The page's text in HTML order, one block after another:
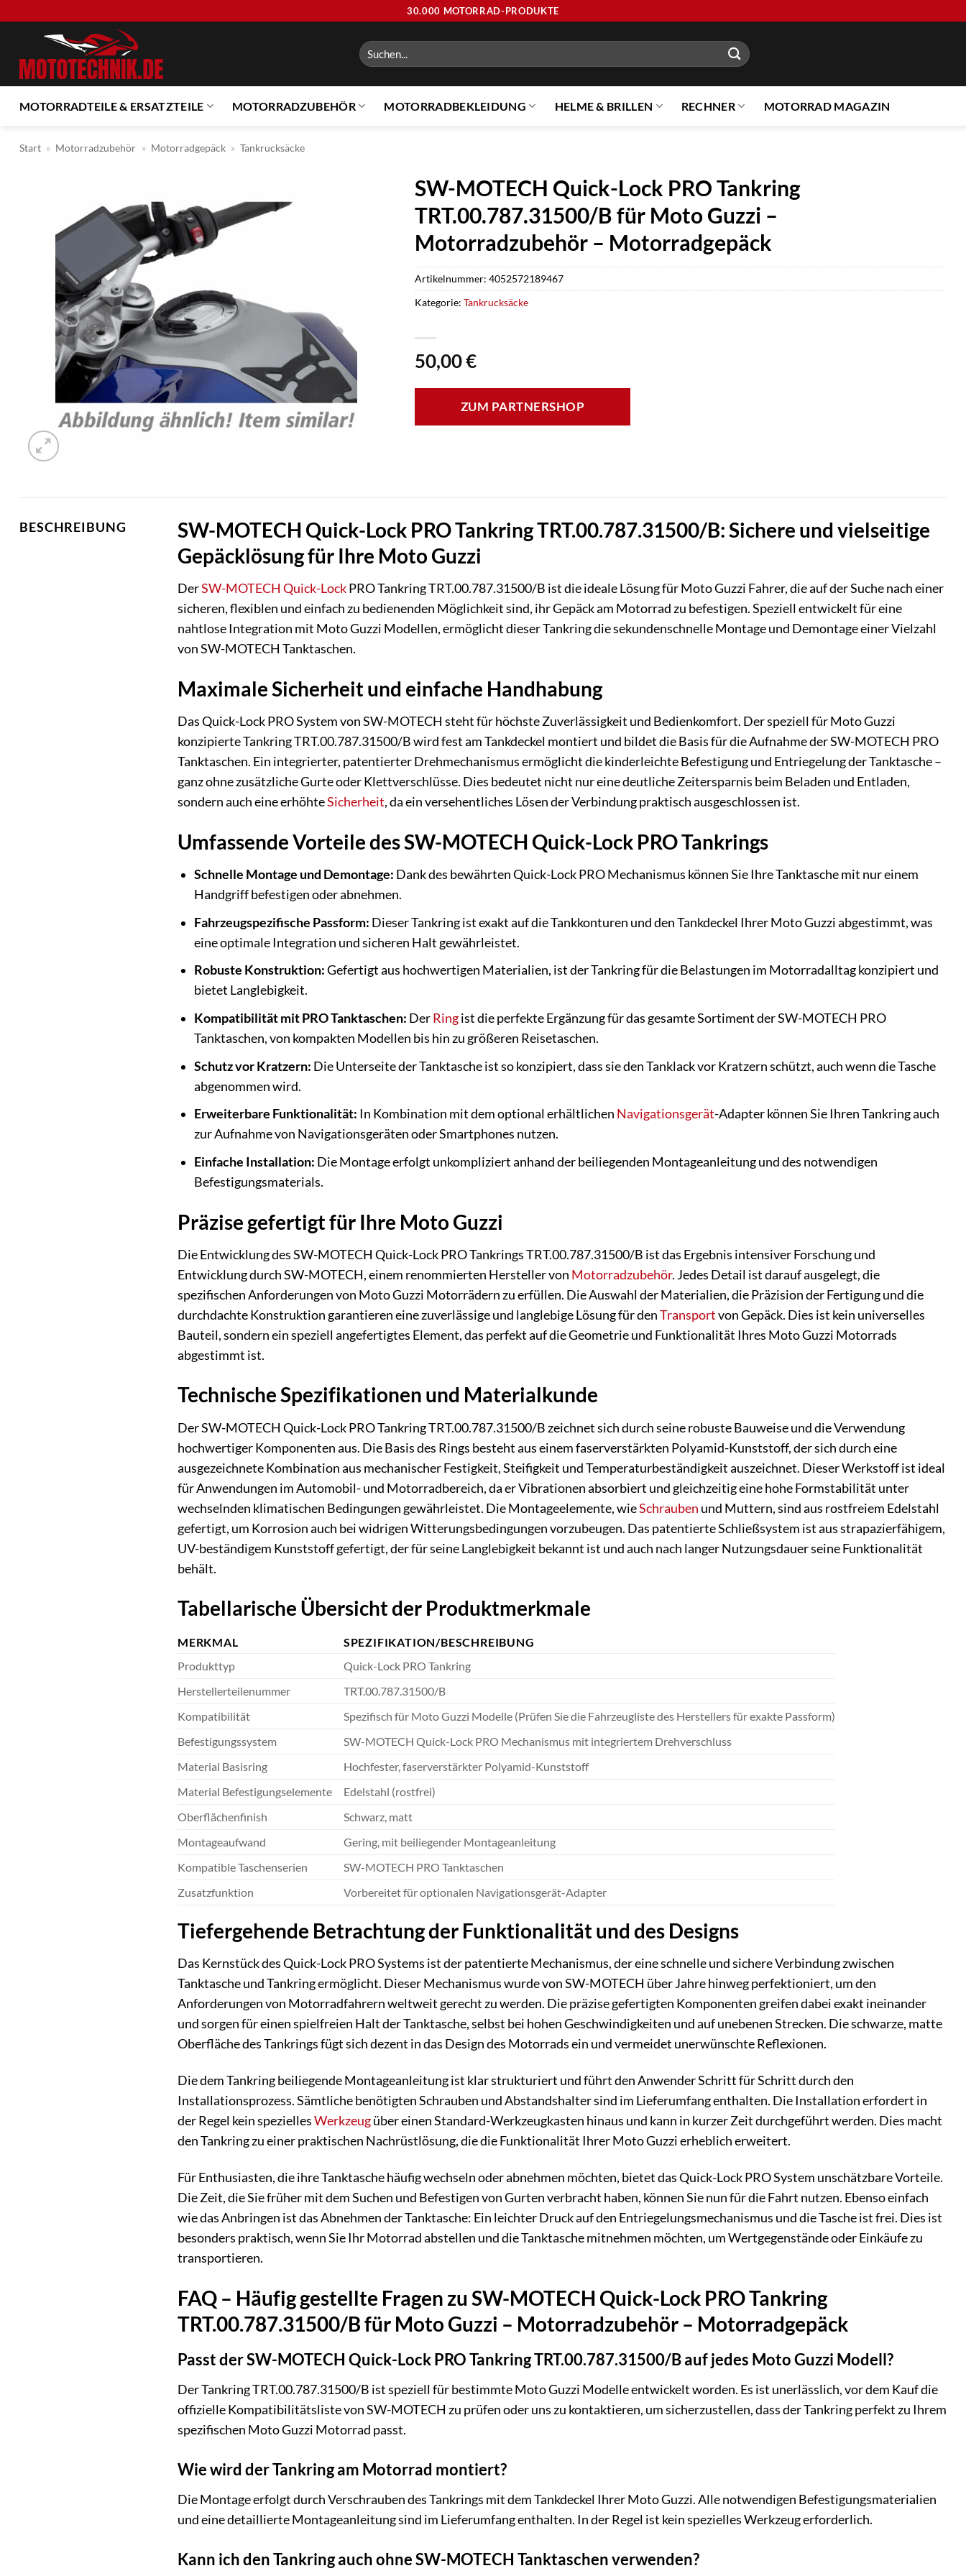
30.000 MOTORRAD-PRODUKTE
Suchen
nach:
MOTORRADTEILE & ERSATZTEILE MOTORRADZUBEHÖR MOTORRADBEKLEIDUNG HELME & BRILLEN RECHNER MOTORRAD MAGAZIN
Start » Motorradzubehör » Motorradgepäck » Tankrucksäcke
SW-MOTECH Quick-Lock PRO Tankring
TRT.00.787.31500/B für Moto Guzzi –
Motorradzubehör – Motorradgepäck
50,00€
ZUM PARTNERSHOP
Artikelnummer: 4052572189467
Kategorie: Tankrucksäcke
BESCHREIBUNG
SW-MOTECH Quick-Lock PRO Tankring TRT.00.787.31500/B: Sichere und vielseitige
Gepäcklösung für Ihre Moto Guzzi
DerSW-MOTECH Quick-LockPRO Tankring TRT.00.787.31500/B ist die ideale Lösung für Moto Guzzi Fahrer, die auf der Suche nach einer
sicheren, flexiblen und einfach zu bedienenden Möglichkeit sind, ihr Gepäck am Motorrad zu befestigen. Speziell entwickelt für eine
nahtlose Integration mit Moto Guzzi Modellen, ermöglicht dieser Tankring die sekundenschnelle Montage und Demontage einer Vielzahl
von SW-MOTECH Tanktaschen.
Maximale Sicherheit und einfache Handhabung
Das Quick-Lock PRO System von SW-MOTECH steht für höchste Zuverlässigkeit und Bedienkomfort. Der speziell für Moto Guzzi
konzipierte Tankring TRT.00.787.31500/B wird fest am Tankdeckel montiert und bildet die Basis für die Aufnahme der SW-MOTECH PRO
Tanktaschen. Ein integrierter, patentierter Drehmechanismus ermöglicht die kinderleichte Befestigung und Entriegelung der Tanktasche –
ganz ohne zusätzliche Gurte oder Klettverschlüsse. Dies bedeutet nicht nur eine deutliche Zeitersparnis beim Beladen und Entladen,
sondern auch eine erhöhteSicherheit, da ein versehentliches Lösen der Verbindung praktisch ausgeschlossen ist.
Umfassende Vorteile des SW-MOTECH Quick-Lock PRO Tankrings
Schnelle Montage und Demontage: Dank des bewährten Quick-Lock PRO Mechanismus können Sie Ihre Tanktasche mit nur einem
Handgriff befestigen oder abnehmen.
Fahrzeugspezifische Passform: Dieser Tankring ist exakt auf die Tankkonturen und den Tankdeckel Ihrer Moto Guzzi abgestimmt, was
eine optimale Integration und sicheren Halt gewährleistet.
Robuste Konstruktion:Gefertigt aus hochwertigen Materialien, ist der Tankring für die Belastungen im Motorradalltag konzipiert und
bietet Langlebigkeit.
Kompatibilität mit PRO Tanktaschen: DerRingist die perfekte Ergänzung für das gesamte Sortiment der SW-MOTECH PRO
Tanktaschen, von kompakten Modellen bis hin zu größeren Reisetaschen.
Schutz vor Kratzern: Die Unterseite der Tanktasche ist so konzipiert, dass sie den Tanklack vor Kratzern schützt, auch wenn die Tasche
abgenommen wird.
Erweiterbare Funktionalität: In Kombination mit dem optional erhältlichen Navigationsgerät-Adapter können Sie Ihren Tankring auch
zur Aufnahme von Navigationsgeräten oder Smartphones nutzen.
Einfache Installation: Die Montage erfolgt unkompliziert anhand der beiliegenden Montageanleitung und des notwendigen
Befestigungsmaterials.
Präzise gefertigt für Ihre Moto Guzzi
Die Entwicklung des SW-MOTECH Quick-Lock PRO Tankrings TRT.00.787.31500/B ist das Ergebnis intensiver Forschung und
Entwicklung durch SW-MOTECH, einem renommierten Hersteller von Motorradzubehör. Jedes Detail ist darauf ausgelegt, die
spezifischen Anforderungen von Moto Guzzi Motorrädern zu erfüllen. Die Auswahl der Materialien, die Präzision der Fertigung und die
durchdachte Konstruktion garantieren eine zuverlässige und langlebige Lösung für denTransportvon Gepäck. Dies ist kein universelles
Bauteil, sondern ein speziell angefertigtes Element, das perfekt auf die Geometrie und Funktionalität Ihres Moto Guzzi Motorrads
abgestimmt ist.
Technische Spezifikationen und Materialkunde
Der SW-MOTECH Quick-Lock PRO Tankring TRT.00.787.31500/B zeichnet sich durch seine robuste Bauweise und die Verwendung
hochwertiger Komponenten aus. Die Basis des Rings besteht aus einem faserverstärkten Polyamid-Kunststoff, der sich durch eine
ausgezeichnete Kombination aus mechanischer Festigkeit, Steifigkeit und Temperaturbeständigkeit auszeichnet. Dieser Werkstoff ist ideal
für Anwendungen im Automobil- und Motorradbereich, da er Vibrationen absorbiert und gleichzeitig eine hohe Formstabilität unter
wechselnden klimatischen Bedingungen gewährleistet. Die Montageelemente, wieSchrauben und Muttern, sind aus rostfreiem Edelstahl
gefertigt, um Korrosion auch bei widrigen Witterungsbedingungen vorzubeugen. Das patentierte Schließsystem ist aus strapazierfähigem,
UV-beständigem Kunststoff gefertigt, der für seine Langlebigkeit bekannt ist und auch nach langer Nutzungsdauer seine Funktionalität
behält.
Tabellarische Übersicht der Produktmerkmale
MERKMAL
SPEZIFIKATION/BESCHREIBUNG
Produkttyp
Quick-Lock PRO Tankring
Herstellerteilenummer
TRT.00.787.31500/B
Kompatibilität
Spezifisch für Moto Guzzi Modelle (Prüfen Sie die Fahrzeugliste des Herstellers für exakte Passform)
Befestigungssystem
SW-MOTECH Quick-Lock PRO Mechanismus mit integriertem Drehverschluss
Material Basisring
Hochfester, faserverstärkter Polyamid-Kunststoff
Material Befestigungselemente
Edelstahl (rostfrei)
Oberflächenfinish
Schwarz, matt
Montageaufwand
Gering, mit beiliegender Montageanleitung
Kompatible Taschenserien
SW-MOTECH PRO Tanktaschen
Zusatzfunktion
Vorbereitet für optionalen Navigationsgerät-Adapter
Tiefergehende Betrachtung der Funktionalität und des Designs
Das Kernstück des Quick-Lock PRO Systems ist der patentierte Mechanismus, der eine schnelle und sichere Verbindung zwischen
Tanktasche und Tankring ermöglicht. Dieser Mechanismus wurde von SW-MOTECH über Jahre hinweg perfektioniert, um den
Anforderungen von Motorradfahrern weltweit gerecht zu werden. Die präzise gefertigten Komponenten greifen dabei exakt ineinander
und sorgen für einen spielfreien Halt der Tanktasche, selbst bei hohen Geschwindigkeiten und auf unebenen Strecken. Die schwarze, matte
Oberfläche des Tankrings fügt sich dezent in das Design des Motorrads ein und vermeidet unerwünschte Reflexionen.
Die dem Tankring beiliegende Montageanleitung ist klar strukturiert und führt den Anwender Schritt für Schritt durch den
Installationsprozess. Sämtliche benötigten Schrauben und Abstandshalter sind im Lieferumfang enthalten. Die Installation erfordert in
der Regel kein speziellesWerkzeugüber einen Standard-Werkzeugkasten hinaus und kann in kurzer Zeit durchgeführt werden. Dies macht
den Tankring zu einer praktischen Nachrüstlösung, die die Funktionalität Ihrer Moto Guzzi erheblich erweitert.
Für Enthusiasten, die ihre Tanktasche häufig wechseln oder abnehmen möchten, bietet das Quick-Lock PRO System unschätzbare Vorteile.
Die Zeit, die Sie früher mit dem Suchen und Befestigen von Gurten verbracht haben, können Sie nun für die Fahrt nutzen. Ebenso einfach
wie das Anbringen ist das Abnehmen der Tanktasche: Ein leichter Druck auf den Entriegelungsmechanismus und die Tasche ist frei. Dies ist
besonders praktisch, wenn Sie Ihr Motorrad abstellen und die Tanktasche mitnehmen möchten, um Wertgegenstände oder Einkäufe zu
transportieren.
FAQ – Häufig gestellte Fragen zu SW-MOTECH Quick-Lock PRO Tankring
TRT.00.787.31500/B für Moto Guzzi – Motorradzubehör – Motorradgepäck
Passt der SW-MOTECH Quick-Lock PRO Tankring TRT.00.787.31500/B auf jedes Moto Guzzi Modell?
Der Tankring TRT.00.787.31500/B ist speziell für bestimmte Moto Guzzi Modelle entwickelt worden. Es ist unerlässlich, vor dem Kauf die
offizielle Kompatibilitätsliste von SW-MOTECH zu prüfen oder uns zu kontaktieren, um sicherzustellen, dass der Tankring perfekt zu Ihrem
spezifischen Moto Guzzi Motorrad passt.
Wie wird der Tankring am Motorrad montiert?
Die Montage erfolgt durch Verschrauben des Tankrings mit dem Tankdeckel Ihrer Moto Guzzi. Alle notwendigen Befestigungsmaterialien
und eine detaillierte Montageanleitung sind im Lieferumfang enthalten. In der Regel ist kein spezielles Werkzeug erforderlich.
Kann ich den Tankring auch ohne SW-MOTECH Tanktaschen verwenden?